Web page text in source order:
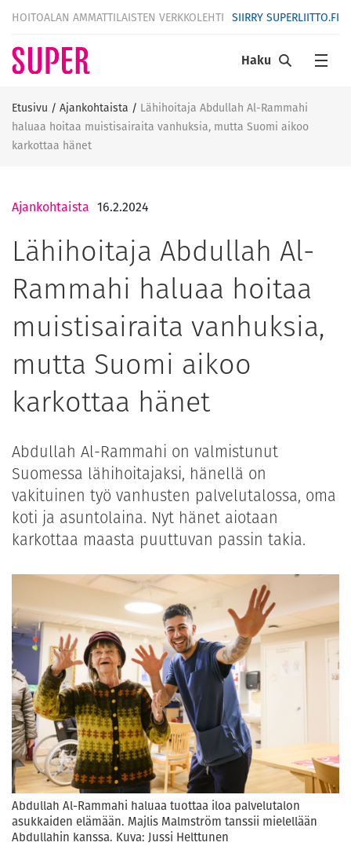
HOITOALAN AMMATTILAISTEN VERKKOLEHTI SIIRRY SUPERLIITTO.FI
Haku
Etusivu / Ajankohtaista / Lähihoitaja Abdullah Al-Rammahi
haluaa hoitaa muistisairaita vanhuksia, mutta Suomi aikoo
karkottaa hänet
Ajankohtaista 16.2.2024
Lähihoitaja Abdullah Al-
Rammahi haluaa hoitaa
muistisairaita vanhuksia,
mutta Suomi aikoo
karkottaa hänet
Abdullah Al-Rammahi on valmistunut
Suomessa lähihoitajaksi, hänellä on
vakituinen työ vanhusten palvelutalossa, oma
koti ja asuntolaina. Nyt hänet aiotaan
karkottaa maasta puuttuvan passin takia.
Abdullah Al-Rammahi haluaa tuottaa iloa palvelutalon
asukkaiden elämään. Majlis Malmström tanssii mielellään
Abdullahin kanssa. Kuva: Jussi Helttunen